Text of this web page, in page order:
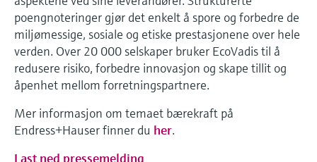
poengnoteringer gjør det enkelt å spore og forbedre de
miljømessige, sosiale og etiske prestasjonene over hele
verden. Over 20 000 selskaper bruker EcoVadis til å
redusere risiko, forbedre innovasjon og skape tillit og
åpenhet mellom forretningspartnere.
Mer informasjon om temaet bærekraft på
Endress+Hauser finner du her.
Last ned pressemelding